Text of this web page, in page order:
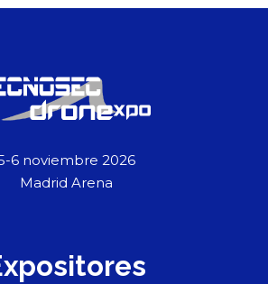
6 noviembre 2026
Madrid Arena